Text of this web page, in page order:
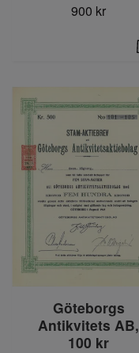
900 kr
Göteborgs
Antikvitets AB,
100 kr